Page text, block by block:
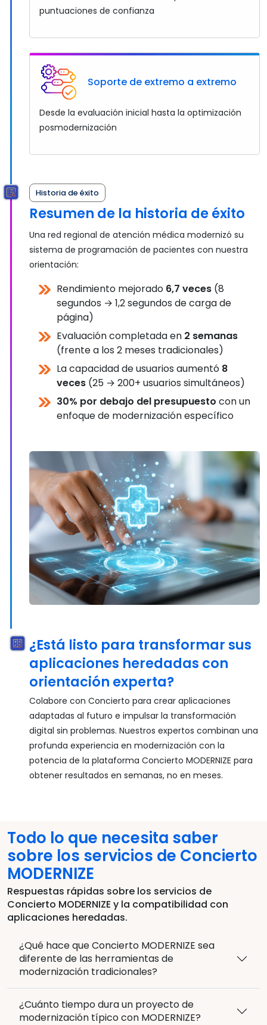
puntuaciones de confianza
Soporte de extremo a extremo
Desde la evaluación inicial hasta la optimización
posmodernización
Historia de éxito
Resumen de la historia de éxito
Una red regional de atención médica modernizó su
sistema de programación de pacientes con nuestra
orientación:
Rendimiento mejorado 6,7 veces (8
segundos → 1,2 segundos de carga de
página)
Evaluación completada en 2 semanas
(frente a los 2 meses tradicionales)
La capacidad de usuarios aumentó 8
veces (25 → 200+ usuarios simultáneos)
30% por debajo del presupuesto con un
enfoque de modernización específico
¿Está listo para transformar sus
aplicaciones heredadas con
orientación experta?
Colabore con Concierto para crear aplicaciones
adaptadas al futuro e impulsar la transformación
digital sin problemas. Nuestros expertos combinan una
profunda experiencia en modernización con la
potencia de la plataforma Concierto MODERNIZE para
obtener resultados en semanas, no en meses.
Todo lo que necesita saber
sobre los servicios de Concierto
MODERNIZE
Respuestas rápidas sobre los servicios de
Concierto MODERNIZE y la compatibilidad con
aplicaciones heredadas.
¿Qué hace que Concierto MODERNIZE sea
diferente de las herramientas de
modernización tradicionales?
¿Cuánto tiempo dura un proyecto de
modernización típico con MODERNIZE?